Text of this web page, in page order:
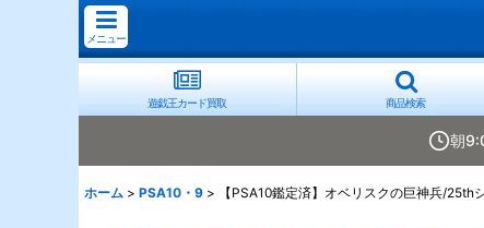
メニュー
遊戯王カード買取 商品検索
朝
ホーム > PSA10・9 > 【PSA10鑑定済】オベリスクの巨神兵/25th